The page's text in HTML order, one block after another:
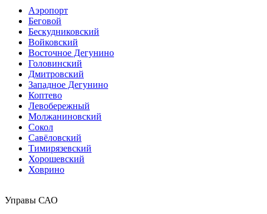
Аэропорт
Беговой
Бескудниковский
Войковский
Восточное Дегунино
Головинский
Дмитровский
Западное Дегунино
Коптево
Левобережный
Молжаниновский
Сокол
Савёловский
Тимирязевский
Хорошевский
Ховрино
Управы САО